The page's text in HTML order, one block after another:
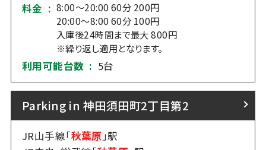
料金 : 8:00～20:00 60分 200円
20:00～8:00 60分 100円
入庫後24時間まで最大 800円
※繰り返し適用となります。
利用可能台数 : 5台
Parking in 神田須田町2丁目第2
JR山手線「秋葉原」駅